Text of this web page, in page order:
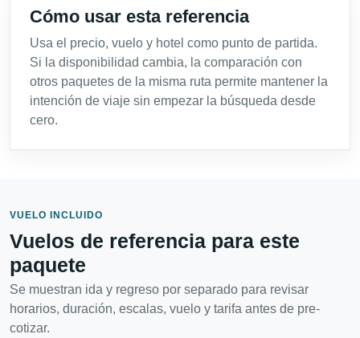
Cómo usar esta referencia
Usa el precio, vuelo y hotel como punto de partida.
Si la disponibilidad cambia, la comparación con
otros paquetes de la misma ruta permite mantener la
intención de viaje sin empezar la búsqueda desde
cero.
VUELO INCLUIDO
Vuelos de referencia para este
paquete
Se muestran ida y regreso por separado para revisar
horarios, duración, escalas, vuelo y tarifa antes de pre-
cotizar.